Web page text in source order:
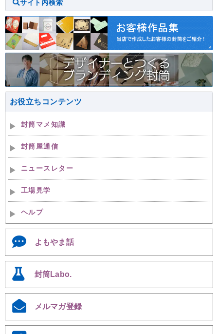
サイト内検索
お役立ちコンテンツ
封筒マメ知識
封筒屋通信
ニュースレター
工場見学
ヘルプ
よもやま話
封筒Labo.
メルマガ登録